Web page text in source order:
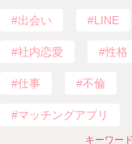
出会い LINE
社内恋愛 性格
仕事 不倫
マッチングアプリ
キーワー